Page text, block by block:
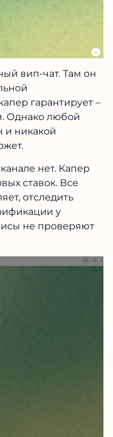
вип-чат. Там он
гарантирует –
Однако любой
и никакой
нет. Капер
ставок. Все
отследить
у
не проверяют